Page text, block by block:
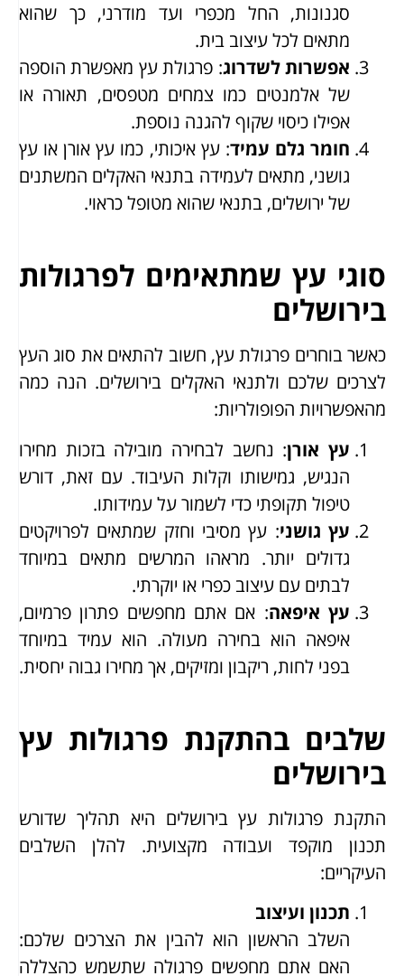
סגנונות, החל מכפרי ועד מודרני, כך שהוא
מתאים לכל עיצוב בית.
אפשרות לשדרוג: פרגולת עץ מאפשרת הוספה
של אלמנטים כמו צמחים מטפסים, תאורה או
אפילו כיסוי שקוף להגנה נוספת.
חומר גלם עמיד: עץ איכותי, כמו עץ אורן או עץ
גושני, מתאים לעמידה בתנאי האקלים המשתנים
של ירושלים, בתנאי שהוא מטופל כראוי.
סוגי עץ שמתאימים לפרגולות
בירושלים
כאשר בוחרים פרגולת עץ, חשוב להתאים את סוג העץ
לצרכים שלכם ולתנאי האקלים בירושלים. הנה כמה
מהאפשרויות הפופולריות:
עץ אורן: נחשב לבחירה מובילה בזכות מחירו
הנגיש, גמישותו וקלות העיבוד. עם זאת, דורש
טיפול תקופתי כדי לשמור על עמידותו.
עץ גושני: עץ מסיבי וחזק שמתאים לפרויקטים
גדולים יותר. מראהו המרשים מתאים במיוחד
לבתים עם עיצוב כפרי או יוקרתי.
עץ איפאה: אם אתם מחפשים פתרון פרמיום,
איפאה הוא בחירה מעולה. הוא עמיד במיוחד
בפני לחות, ריקבון ומזיקים, אך מחירו גבוה יחסית.
שלבים בהתקנת פרגולות עץ
בירושלים
התקנת פרגולות עץ בירושלים היא תהליך שדורש
תכנון מוקפד ועבודה מקצועית. להלן השלבים
העיקריים:
תכנון ועיצוב
השלב הראשון הוא להבין את הצרכים שלכם:
האם אתם מחפשים פרגולה שתשמש כהצללה